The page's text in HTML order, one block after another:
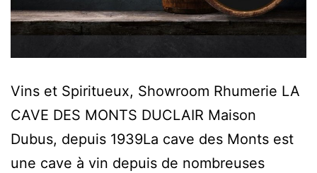
Vins et Spiritueux, Showroom Rhumerie LA
CAVE DES MONTS DUCLAIR Maison
Dubus, depuis 1939La cave des Monts est
une cave à vin depuis de nombreuses